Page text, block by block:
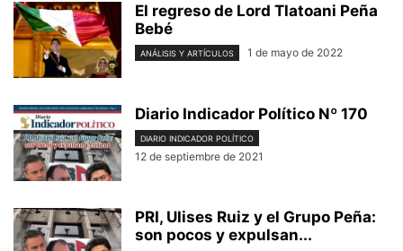
El regreso de Lord Tlatoani Peña
Bebé
ANÁLISIS Y ARTÍCULOS 1 de mayo de 2022
Diario Indicador Político Nº 170
DIARIO INDICADOR POLÍTICO
12 de septiembre de 2021
PRI, Ulises Ruiz y el Grupo Peña:
son pocos y expulsan...